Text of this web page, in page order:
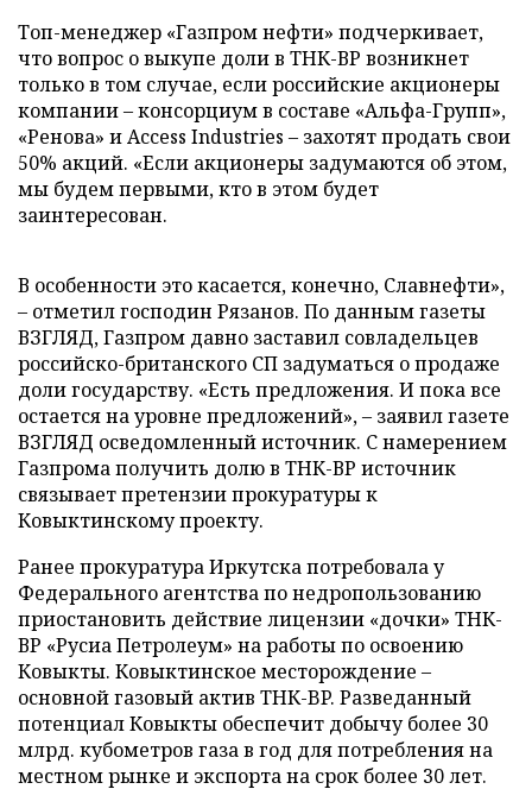
Топ-менеджер «Газпром нефти» подчеркивает,
что вопрос о выкупе доли в ТНК-ВР возникнет
только в том случае, если российские акционеры
компании – консорциум в составе «Альфа-Групп»,
«Ренова» и Access Industries – захотят продать свои
50% акций. «Если акционеры задумаются об этом,
мы будем первыми, кто в этом будет
заинтересован.
В особенности это касается, конечно, Славнефти»,
– отметил господин Рязанов. По данным газеты
ВЗГЛЯД, Газпром давно заставил совладельцев
российско-британского СП задуматься о продаже
доли государству. «Есть предложения. И пока все
остается на уровне предложений», – заявил газете
ВЗГЛЯД осведомленный источник. С намерением
Газпрома получить долю в ТНК-ВР источник
связывает претензии прокуратуры к
Ковыктинскому проекту.
Ранее прокуратура Иркутска потребовала у
Федерального агентства по недропользованию
приостановить действие лицензии «дочки» ТНК-
ВР «Русиа Петролеум» на работы по освоению
Ковыкты. Ковыктинское месторождение –
основной газовый актив ТНК-BP. Разведанный
потенциал Ковыкты обеспечит добычу более 30
млрд. кубометров газа в год для потребления на
местном рынке и экспорта на срок более 30 лет.